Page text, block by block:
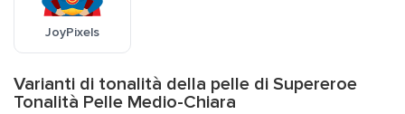
JoyPixels
Varianti di tonalità della pelle di Supereroe
Tonalità Pelle Medio-Chiara